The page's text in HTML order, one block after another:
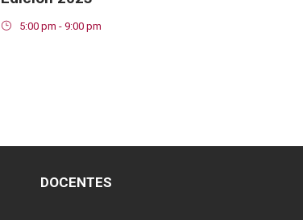
5:00 pm - 9:00 pm
DOCENTES